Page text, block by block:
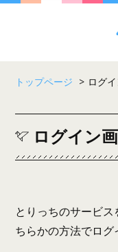
トップページ > ログ
ログイン
とりっちのサービ
ちらかの方法でログ